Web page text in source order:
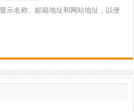
示名称、邮箱地址和网站地址，以便